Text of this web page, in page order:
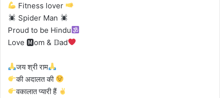
Fitness lover
Spider Man
Proud to be Hindu
Love 🅼om & 𝔻ad
जय श्री राम
की अदालत की
वकालात प्यारी हैं